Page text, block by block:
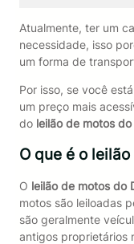
Atualmente, ter um
necessidade, isso
um forma de
Por isso, se você
um preço mais
do leilão de motos do
O que é o
O leilão de motos do
motos são leiloadas
são geralmente
antigos proprietários